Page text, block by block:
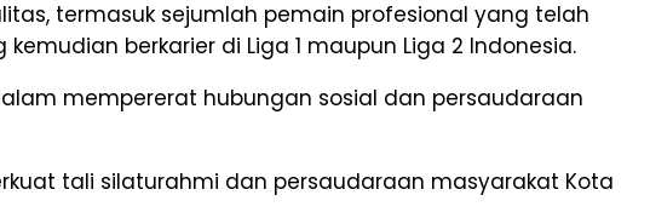
termasuk sejumlah pemain profesional yang telah
berkarier di Liga 1 maupun Liga 2 Indonesia.
mempererat hubungan sosial dan persaudaraan
tali silaturahmi dan persaudaraan masyarakat Kota